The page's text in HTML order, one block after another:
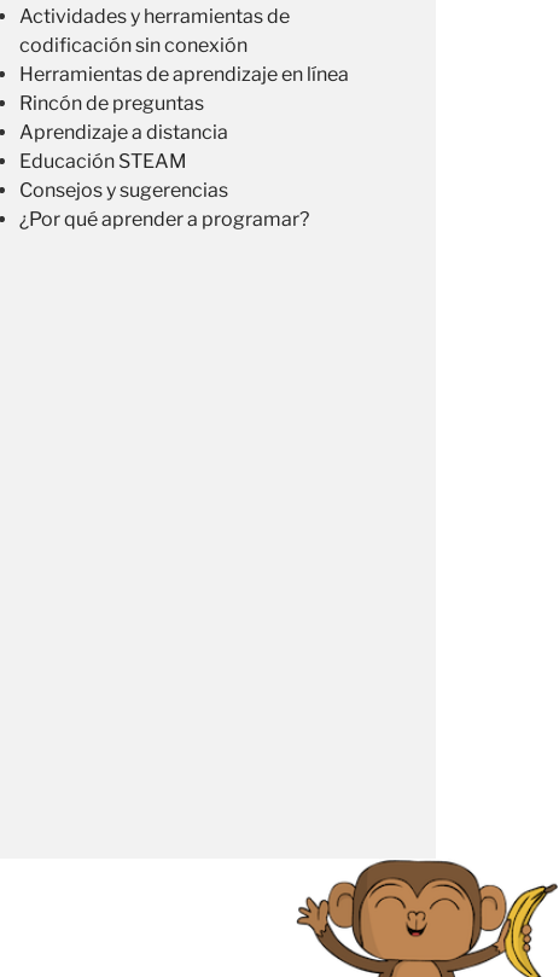
Actividades y herramientas de
codificación sin conexión
Herramientas de aprendizaje en línea
Rincón de preguntas
Aprendizaje a distancia
Educación STEAM
Consejos y sugerencias
¿Por qué aprender a programar?